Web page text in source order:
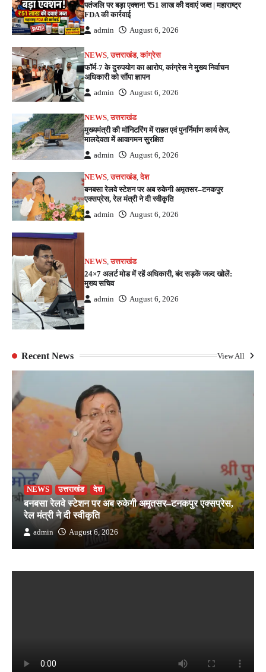
पतंजलि पर बड़ा एक्शन! ₹51 लाख की दवाएं जब्त | महाराष्ट्र
FDA की कार्रवाई
admin August 6, 2026
NEWS,उत्तराखंड,कांग्रेस
फॉर्म-7 के दुरुपयोग का आरोप, कांग्रेस ने मुख्य निर्वाचन
अधिकारी को सौंपा ज्ञापन
admin August 6, 2026
NEWS,उत्तराखंड
मुख्यमंत्री की मॉनिटरिंग में राहत एवं पुनर्निर्माण कार्य तेज,
मालदेवता में आवागमन सुरक्षित
admin August 6, 2026
NEWS,उत्तराखंड,देश
बनबसा रेलवे स्टेशन पर अब रुकेगी अमृतसर–टनकपुर
एक्सप्रेस, रेल मंत्री ने दी स्वीकृति
admin August 6, 2026
NEWS,उत्तराखंड
24×7 अलर्ट मोड में रहें अधिकारी, बंद सड़कें जल्द खोलें:
मुख्य सचिव
admin August 6, 2026
Recent News View All
NEWS उत्तराखंड देश
बनबसा रेलवे स्टेशन पर अब रुकेगी अमृतसर–टनकपुर एक्सप्रेस,
रेल मंत्री ने दी स्वीकृति
admin August 6, 2026